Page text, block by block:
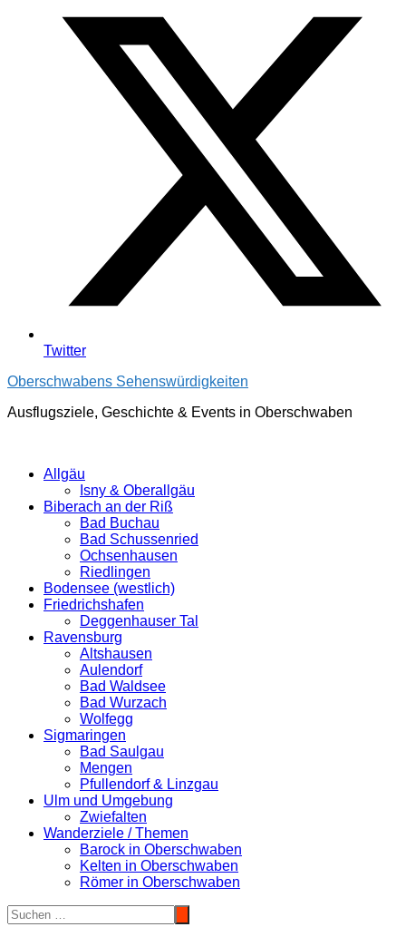
Twitter
Oberschwabens Sehenswürdigkeiten
Ausflugsziele, Geschichte & Events in Oberschwaben
Allgäu
Isny & Oberallgäu
Biberach an der Riß
Bad Buchau
Bad Schussenried
Ochsenhausen
Riedlingen
Bodensee (westlich)
Friedrichshafen
Deggenhauser Tal
Ravensburg
Altshausen
Aulendorf
Bad Waldsee
Bad Wurzach
Wolfegg
Sigmaringen
Bad Saulgau
Mengen
Pfullendorf & Linzgau
Ulm und Umgebung
Zwiefalten
Wanderziele / Themen
Barock in Oberschwaben
Kelten in Oberschwaben
Römer in Oberschwaben